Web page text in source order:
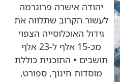
יהודה אישרה פרוגרמה
הקרוב שתלווה את
האוכלוסייה הצפוי
מכ-15 אלף ל-23 אלף
• התוכנית כוללת
חינוך, ספורט,